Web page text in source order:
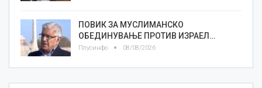
ПОВИК ЗА МУСЛИМАНСКО
ОБЕДИНУВАЊЕ ПРОТИВ ИЗРАЕЛ…
Плусинфо 08/08/2026